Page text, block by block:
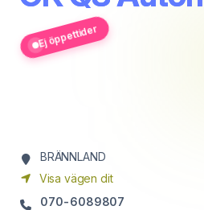
Ej öppettider
BRÄNNLAND
Visa vägen dit
070-6089807